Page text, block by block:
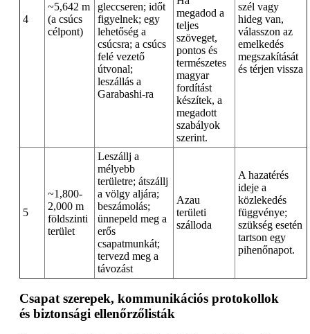
4
~5,642 m
(a csúcs
célpont)
gleccseren; időt
figyelnek; egy
lehetőség a
csúcsra; a csúcs
felé vezető
útvonal;
leszállás a
Garabashi-ra
megadod a
teljes
szöveget,
pontos és
természetes
magyar
fordítást
készítek, a
megadott
szabályok
szerint.
szél vagy
hideg van,
válasszon az
emelkedés
megszakítását
és térjen vissza
5
~1,800-
2,000 m
földszinti
terület
Leszállj a
mélyebb
területre; átszállj
a völgy aljára;
beszámolás;
ünnepeld meg a
erős
csapatmunkát;
tervezd meg a
távozást
Azau
területi
szálloda
A hazatérés
ideje a
közlekedés
függvénye;
szükség esetén
tartson egy
pihenőnapot.
Csapat szerepek, kommunikációs protokollok
és biztonsági ellenőrzőlisták